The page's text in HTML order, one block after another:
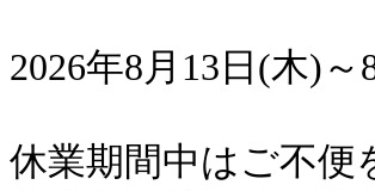
2026年8月13日(木)～
休業期間中はご不便